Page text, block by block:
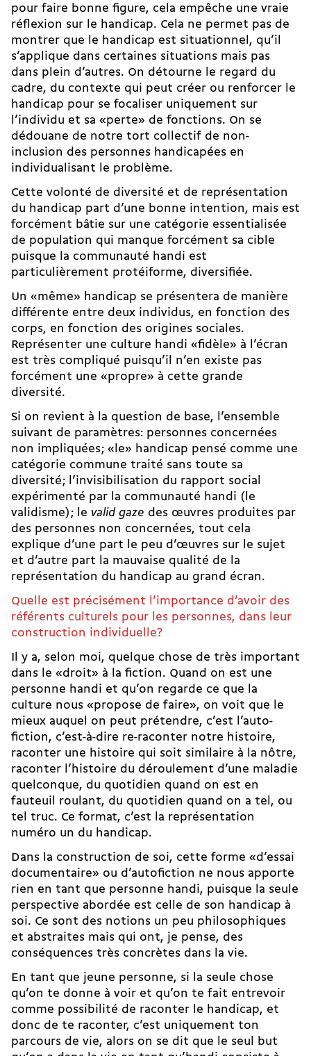
pour faire bonne figure, cela empêche une vraie
réflexion sur le handicap. Cela ne permet pas de
montrer que le handicap est situationnel, qu’il
s’applique dans certaines situations mais pas
dans plein d’autres. On détourne le regard du
cadre, du contexte qui peut créer ou renforcer le
handicap pour se focaliser uniquement sur
l’individu et sa «perte» de fonctions. On se
dédouane de notre tort collectif de non-
inclusion des personnes handicapées en
individualisant le problème.
Cette volonté de diversité et de représentation
du handicap part d’une bonne intention, mais est
forcément bâtie sur une catégorie essentialisée
de population qui manque forcément sa cible
puisque la communauté handi est
particulièrement protéiforme, diversifiée.
Un «même» handicap se présentera de manière
différente entre deux individus, en fonction des
corps, en fonction des origines sociales.
Représenter une culture handi «fidèle» à l’écran
est très compliqué puisqu’il n’en existe pas
forcément une «propre» à cette grande
diversité.
Si on revient à la question de base, l’ensemble
suivant de paramètres: personnes concernées
non impliquées ; «le» handicap pensé comme une
catégorie commune traité sans toute sa
diversité ; l’invisibilisation du rapport social
expérimenté par la communauté handi (le
validisme) ; le valid gaze des œuvres produites par
des personnes non concernées, tout cela
explique d’une part le peu d’œuvres sur le sujet
et d’autre part la mauvaise qualité de la
représentation du handicap au grand écran.
Quelle est précisément l’importance d’avoir des
référents culturels pour les personnes, dans leur
construction individuelle?
Il y a, selon moi, quelque chose de très important
dans le «droit» à la fiction. Quand on est une
personne handi et qu’on regarde ce que la
culture nous «propose de faire», on voit que le
mieux auquel on peut prétendre, c’est l’auto­
fiction, c’est-à-dire re-raconter notre histoire,
raconter une histoire qui soit similaire à la nôtre,
raconter l’histoire du déroulement d’une maladie
quelconque, du quotidien quand on est en
fauteuil roulant, du quotidien quand on a tel, ou
tel truc. Ce format, c’est la représentation
numéro un du handicap.
Dans la construction de soi, cette forme «d’essai
documentaire» ou d’autofiction ne nous apporte
rien en tant que personne handi, puisque la seule
perspective abordée est celle de son handicap à
soi. Ce sont des notions un peu philosophiques
et abstraites mais qui ont, je pense, des
conséquences très concrètes dans la vie.
En tant que jeune personne, si la seule chose
qu’on te donne à voir et qu’on te fait entrevoir
comme possibilité de raconter le handicap, et
donc de te raconter, c’est uniquement ton
parcours de vie, alors on se dit que le seul but